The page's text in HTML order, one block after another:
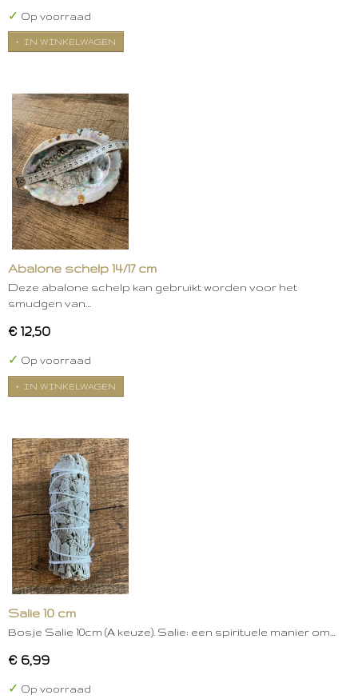
✓ Op voorraad
IN WINKELWAGEN
Abalone schelp 14/17 cm
Deze abalone schelp kan gebruikt worden voor het
smudgen van…
€ 12,50
✓ Op voorraad
IN WINKELWAGEN
Salie 10 cm
Bosje Salie 10cm (A keuze). Salie: een spirituele manier om…
€ 6,99
✓ Op voorraad